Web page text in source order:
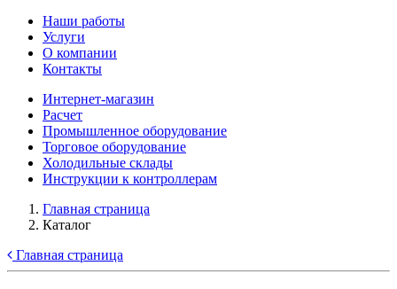
Наши работы
Услуги
О компании
Контакты
Интернет-магазин
Расчет
Промышленное оборудование
Торговое оборудование
Холодильные склады
Инструкции к контроллерам
Главная страница
Каталог
Главная страница